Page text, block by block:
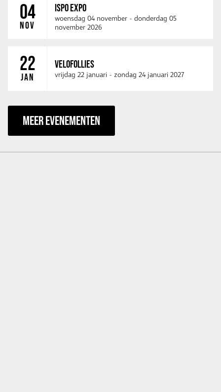
04
NOV
ISPO EXPO
woensdag 04 november - donderdag 05
november 2026
22
JAN
VELOFOLLIES
vrijdag 22 januari - zondag 24 januari 2027
MEER EVENEMENTEN